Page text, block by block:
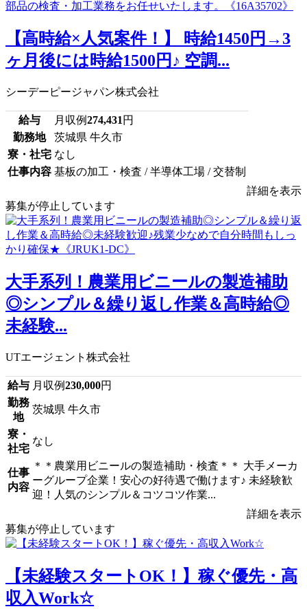
【高時給×人気案件！】 時給1450円→3
ヶ月後には時給1500円♪ 空調...
シーデーピージャパン株式会社
給与 月収例274,431 円
勤務地
茨城県 牛久市
寮・社宅 なし
仕事内容 基板の加工・検査 / 半導体工場 / 交替制
詳細を表示
募集が停止しています
大手系列！農業用ビニールの製造補助
◎シンプル＆繰り返し作業＆高時給◎
未経験...
UTエージェント株式会社
給与 月収例230,000円
勤務
地
茨城県 牛久市
寮・
社宅
なし
仕事
内容
＊＊農業用ビニールの製造補助・検査＊＊ 大手メーカ
ーグループ企業！安心の好待遇で働けます♪ 未経験歓
迎！人気のシンプル＆コツコツ作業...
詳細を表示
募集が停止しています
【未経験スタートOK！】稼ぐ優先・高
収入Work☆